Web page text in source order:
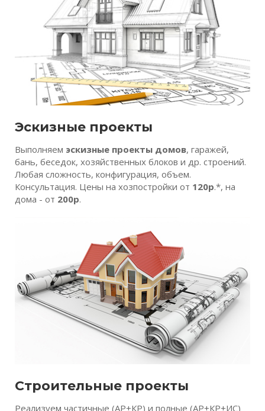
Эскизные проекты
Выполняем эскизные проекты домов, гаражей,
бань, беседок, хозяйственных блоков и др. строений.
Любая сложность, конфигурация, объем.
Консультация. Цены на хозпостройки от 120р.*, на
дома - от 200р.
Строительные проекты
Реализуем частичные (АР+КР) и полные (АР+КР+ИС)